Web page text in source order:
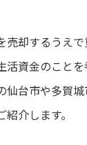
売却するうえ
活資金のこと
仙台市や多賀
紹介します。